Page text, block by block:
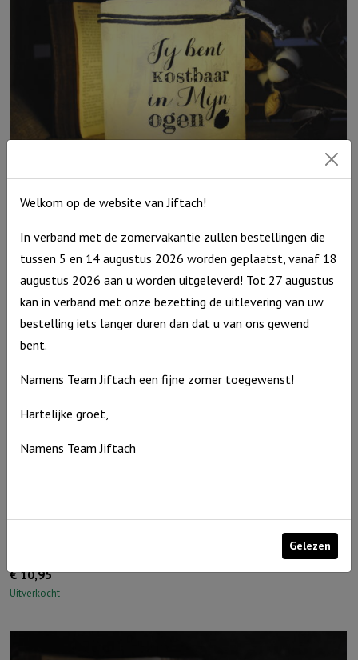
Windlicht M Jij bent kostbaar in Mijn ogen, Ivoor
15,95
Uitverkocht
€10,95
Uitverkocht
Welkom op de website van Jiftach!
In verband met de zomervakantie zullen bestellingen die
tussen 5 en 14 augustus 2026 worden geplaatst, vanaf 18
augustus 2026 aan u worden uitgeleverd! Tot 27 augustus
kan in verband met onze bezetting de uitlevering van uw
bestelling iets langer duren dan dat u van ons gewend
bent.
Namens Team Jiftach een fijne zomer toegewenst!
Hartelijke groet,
Namens Team Jiftach
Gelezen